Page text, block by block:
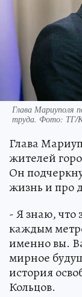
Глава Мариуполя
труда. Фото: ТГ/
Глава
жителей
Он
жизнь и про
- Я знаю, что
каждым
именно вы.
мирное
история
Кольцов.